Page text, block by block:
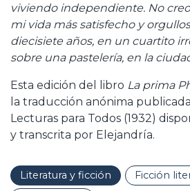
viviendo independiente. No
mi vida más satisfecho y
diecisiete años, en un cuartito
sobre una pastelería, en la
Esta edición del libro La prima
la traducción anónima
Lecturas para Todos (1932)
y transcrita por Elejandría.
Literatura y ficción
Ficción